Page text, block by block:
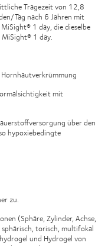
Tragezeit von 12,8
Tag nach 6 Jahren mit
1 day, die dieselbe
1 day.
mit
über den
hypoxiebedingte
zu.
(Sphäre, Zylinder, Achse,
torisch, multifokal
und Hydrogel von